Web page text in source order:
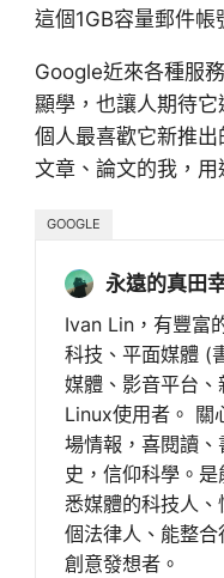
這個1GB容量郵件帳
Google近來各種服
顯學，也讓人期待
個人最喜歡它新推出
文章、論文的我，用
GOOGLE
永遠的真田
Ivan Lin，有豐富
科技、平面媒體 (
媒體、影音平台、
Linux使用者。 關
場情報，喜閱讀
史，信仰科學。
悉媒體的科技人
個法律人、能整
創意發想者。